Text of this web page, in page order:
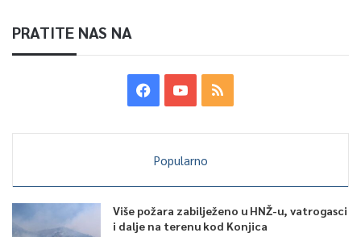
PRATITE NAS NA
Popularno
Više požara zabilježeno u HNŽ-u, vatrogasci
i dalje na terenu kod Konjica